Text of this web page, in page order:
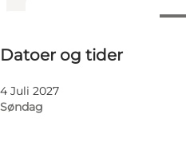
Datoer og tider
4 Juli 2027
Søndag